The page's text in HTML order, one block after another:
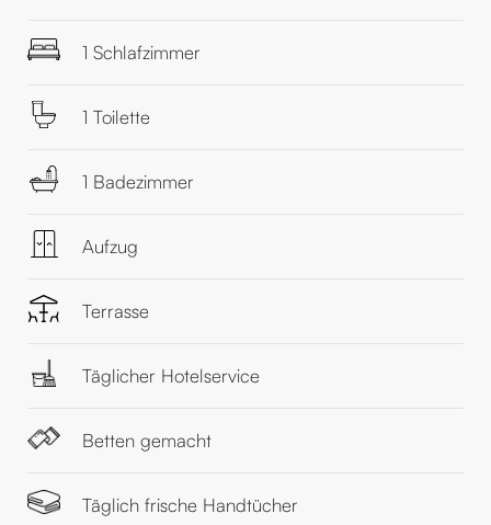
1 Schlafzimmer
1 Toilette
1 Badezimmer
Aufzug
Terrasse
Täglicher Hotelservice
Betten gemacht
Täglich frische Handtücher